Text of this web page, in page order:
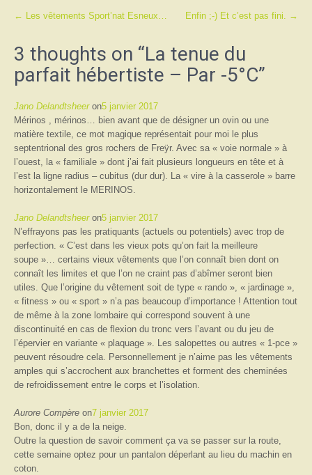
Post
← Les vêtements Sport’nat Esneux… Enfin ;-) Et c’est pas fini. →
3 thoughts on “La tenue du
parfait hébertiste – Par -5°C”
Jano Delandtsheeron5 janvier 2017
Mérinos , mérinos… bien avant que de désigner un ovin ou une
matière textile, ce mot magique représentait pour moi le plus
septentrional des gros rochers de Freÿr. Avec sa « voie normale » à
l’ouest, la « familiale » dont j’ai fait plusieurs longueurs en tête et à
l’est la ligne radius – cubitus (dur dur). La « vire à la casserole » barre
horizontalement le MERINOS.
Jano Delandtsheeron5 janvier 2017
N’effrayons pas les pratiquants (actuels ou potentiels) avec trop de
perfection. « C’est dans les vieux pots qu’on fait la meilleure
soupe »… certains vieux vêtements que l’on connaît bien dont on
connaît les limites et que l’on ne craint pas d’abîmer seront bien
utiles. Que l’origine du vêtement soit de type « rando », « jardinage »,
« fitness » ou « sport » n’a pas beaucoup d’importance ! Attention tout
de même à la zone lombaire qui correspond souvent à une
discontinuité en cas de flexion du tronc vers l’avant ou du jeu de
l’épervier en variante « plaquage ». Les salopettes ou autres « 1-pce »
peuvent résoudre cela. Personnellement je n’aime pas les vêtements
amples qui s’accrochent aux branchettes et forment des cheminées
de refroidissement entre le corps et l’isolation.
Aurore Compère on7 janvier 2017
Bon, donc il y a de la neige.
Outre la question de savoir comment ça va se passer sur la route,
cette semaine optez pour un pantalon déperlant au lieu du machin en
coton.